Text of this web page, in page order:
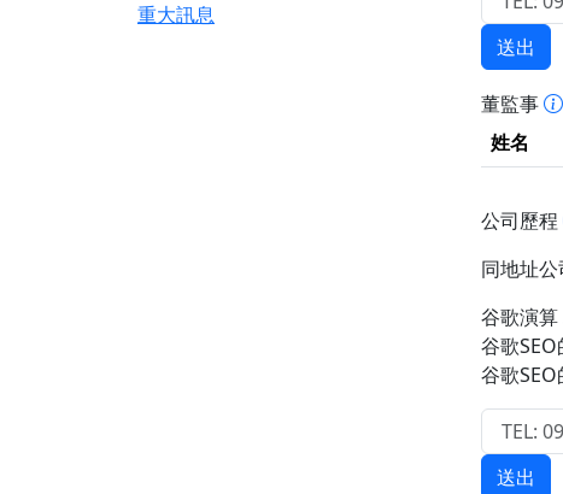
重大訊息
送出
董監事
姓名
公司歷程
同地址公
谷歌演算
谷歌
谷歌
送出